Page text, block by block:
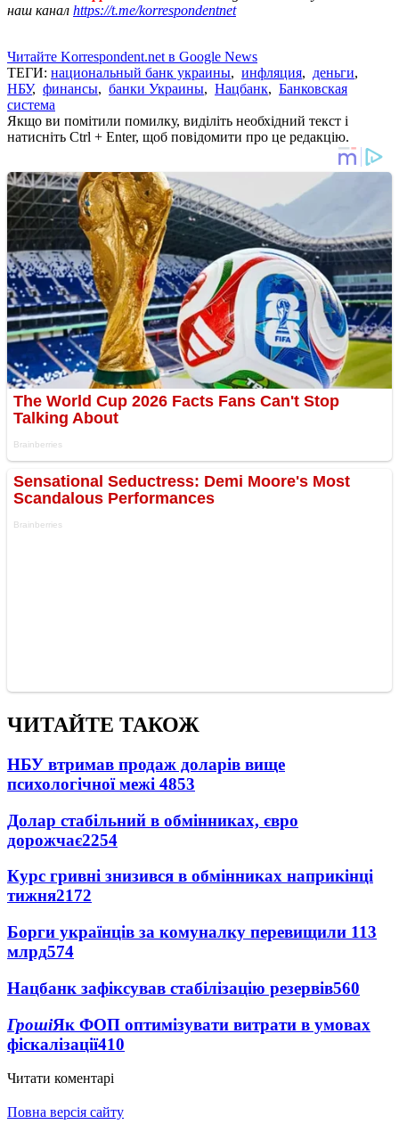
наш канал https://t.me/korrespondentnet
Читайте Korrespondent.net в Google News
ТЕГИ: национальный банк украины, инфляция, деньги,
НБУ, финансы, банки Украины, Нацбанк, Банковская
система
Якщо ви помітили помилку, виділіть необхідний текст і
натисніть Ctrl + Enter, щоб повідомити про це редакцію.
ЧИТАЙТЕ ТАКОЖ
НБУ втримав продаж доларів вище
психологічної межі 4853
Долар стабільний в обмінниках, євро
дорожчає2254
Курс гривні знизився в обмінниках наприкінці
тижня2172
Борги українців за комуналку перевищили 113
млрд574
Нацбанк зафіксував стабілізацію резервів560
ГрошіЯк ФОП оптимізувати витрати в умовах
фіскалізації410
Читати коментарі
Повна версія сайту